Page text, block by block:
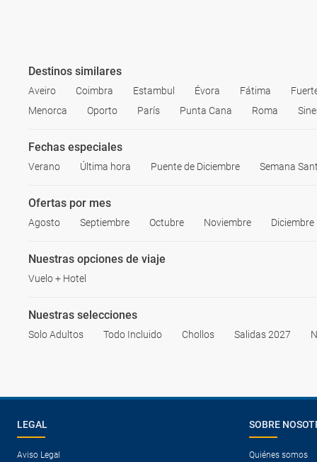
Destinos similares
Aveiro Coimbra Estambul Évora Fátima
Menorca
Oporto París Punta Cana Roma
Fechas especiales
Verano Última hora Puente de Diciembre Semana
Ofertas por mes
Agosto Septiembre Octubre Noviembre Diciembre
Nuestras opciones de viaje
Vuelo + Hotel
Nuestras selecciones
Solo Adultos Todo Incluido Chollos Salidas 2027
LEGAL
Aviso Legal
SOBRE
Quiénes somos